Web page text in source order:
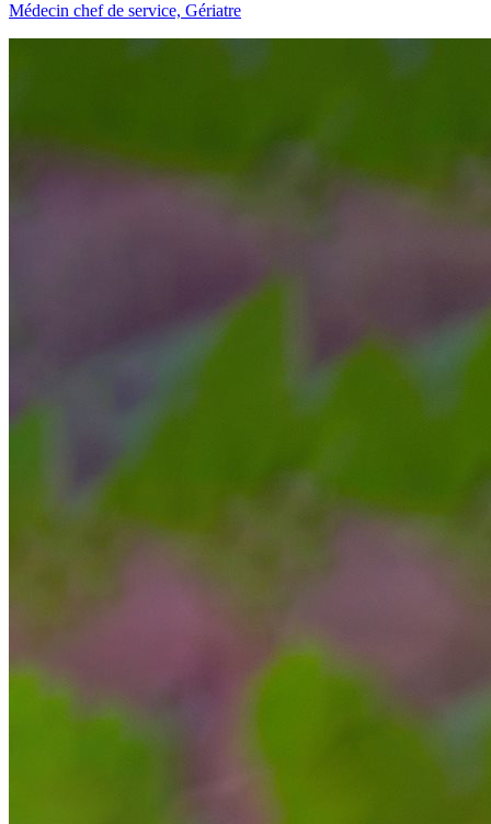
Médecin chef de service, Gériatre